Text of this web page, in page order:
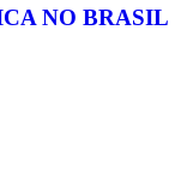
NO BRASIL